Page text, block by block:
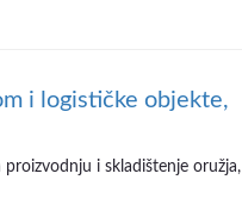
i logističke objekte,
i skladištenje oružja,